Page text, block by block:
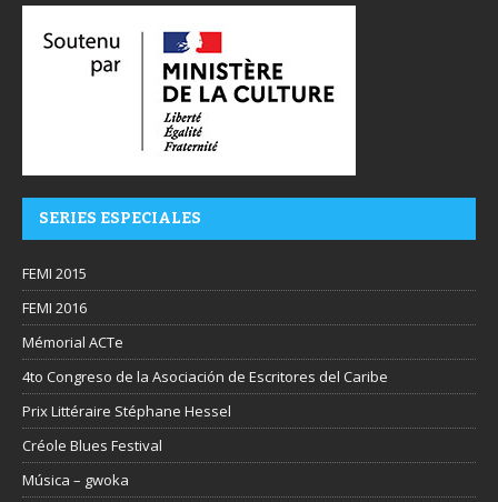
SERIES ESPECIALES
FEMI 2015
FEMI 2016
Mémorial ACTe
4to Congreso de la Asociación de Escritores del Caribe
Prix Littéraire Stéphane Hessel
Créole Blues Festival
Música – gwoka